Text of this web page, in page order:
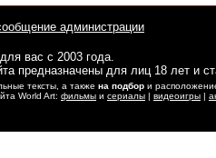
администрации
вас с 2003 года.
предназначены для лиц 18 лет и
тексты, а также на подбор и
World Art: фильмы и сериалы | видеоигры |